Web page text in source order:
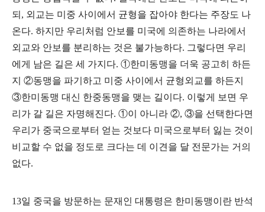
되 , 외교는 미중 사이에서 균형을 잡아야 한다는 주장도 나
온다. 하지만 우리처럼 안보를 미국에 의존하는 나라에서
외교와 안보를 분리하는 것은 불가능하다. 그렇다면 우리
에게 남은 길은 세 가지다. ①한미동맹을 더욱 공고히 하든
지 ②동맹을 파기하고 미중 사이에서 균형외교를 하든지
③한미동맹 대신 한중동맹을 맺는 길이다. 이렇게 보면 우
리가 갈 길은 자명해진다. ①이 아니라 ②, ③을 선택한다면
우리가 중국으로부터 얻는 것보다 미국으로부터 잃는 것이
비교할 수 없을 정도로 크다는 데 이견을 달 전문가는 거의
없다.
13일 중국을 방문하는 문재인 대통령은 한미동맹이란 반석